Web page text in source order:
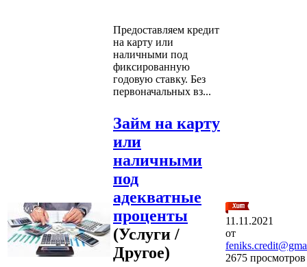
Предоставляем кредит
на карту или
наличными под
фиксированную
годовую ставку. Без
первоначальных вз...
Займ на карту
или
наличными
под
адекватные
проценты
(Услуги /
Другое)
11.11.2021
от
2675 просмотров